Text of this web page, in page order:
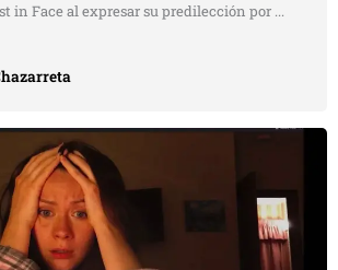
in Face al expresar su predilección por ...